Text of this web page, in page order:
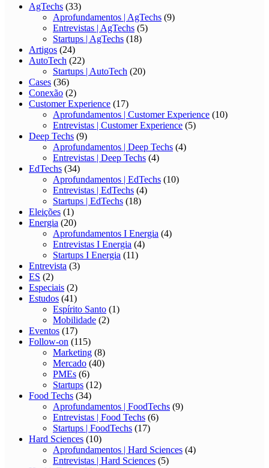
AgTechs (33)
Aprofundamentos | AgTechs (9)
Entrevistas | AgTechs (5)
Startups | AgTechs (18)
Artigos (24)
AutoTech (22)
Startups | AutoTech (20)
Cases (36)
Conexão (2)
Customer Experience (17)
Aprofundamentos | Customer Experience (10)
Entrevistas | Customer Experience (5)
Deep Techs (9)
Aprofundamentos | Deep Techs (4)
Entrevistas | Deep Techs (4)
EdTechs (34)
Aprofundamentos | EdTechs (10)
Entrevistas | EdTechs (4)
Startups | EdTechs (18)
Eleições (1)
Energia (20)
Aprofundamentos I Energia (4)
Entrevistas I Energia (4)
Startups I Energia (11)
Entrevista (3)
ES (2)
Especiais (2)
Estudos (41)
Espírito Santo (1)
Mobilidade (2)
Eventos (17)
Follow-on (115)
Marketing (8)
Mercado (40)
PMEs (6)
Startups (12)
Food Techs (34)
Aprofundamentos | FoodTechs (9)
Entrevistas | Food Techs (6)
Startups | FoodTechs (17)
Hard Sciences (10)
Aprofundamentos | Hard Sciences (4)
Entrevistas | Hard Sciences (5)